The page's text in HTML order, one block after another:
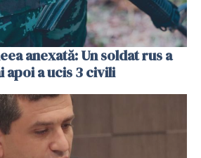
anexată: Un soldat rus a
apoi a ucis 3 civili